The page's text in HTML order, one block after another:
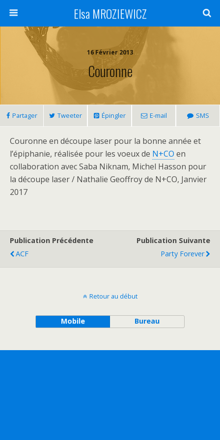
Elsa MROZIEWICZ
16 Février 2013
Couronne
Partager Tweeter Épingler E-mail SMS
Couronne en découpe laser pour la bonne année et
l’épiphanie, réalisée pour les voeux de N+CO en
collaboration avec Saba Niknam, Michel Hasson pour
la découpe laser / Nathalie Geoffroy de N+CO, Janvier
2017
Publication Précédente
ACF
Publication Suivante
Party Forever
Retour au début
Mobile Bureau